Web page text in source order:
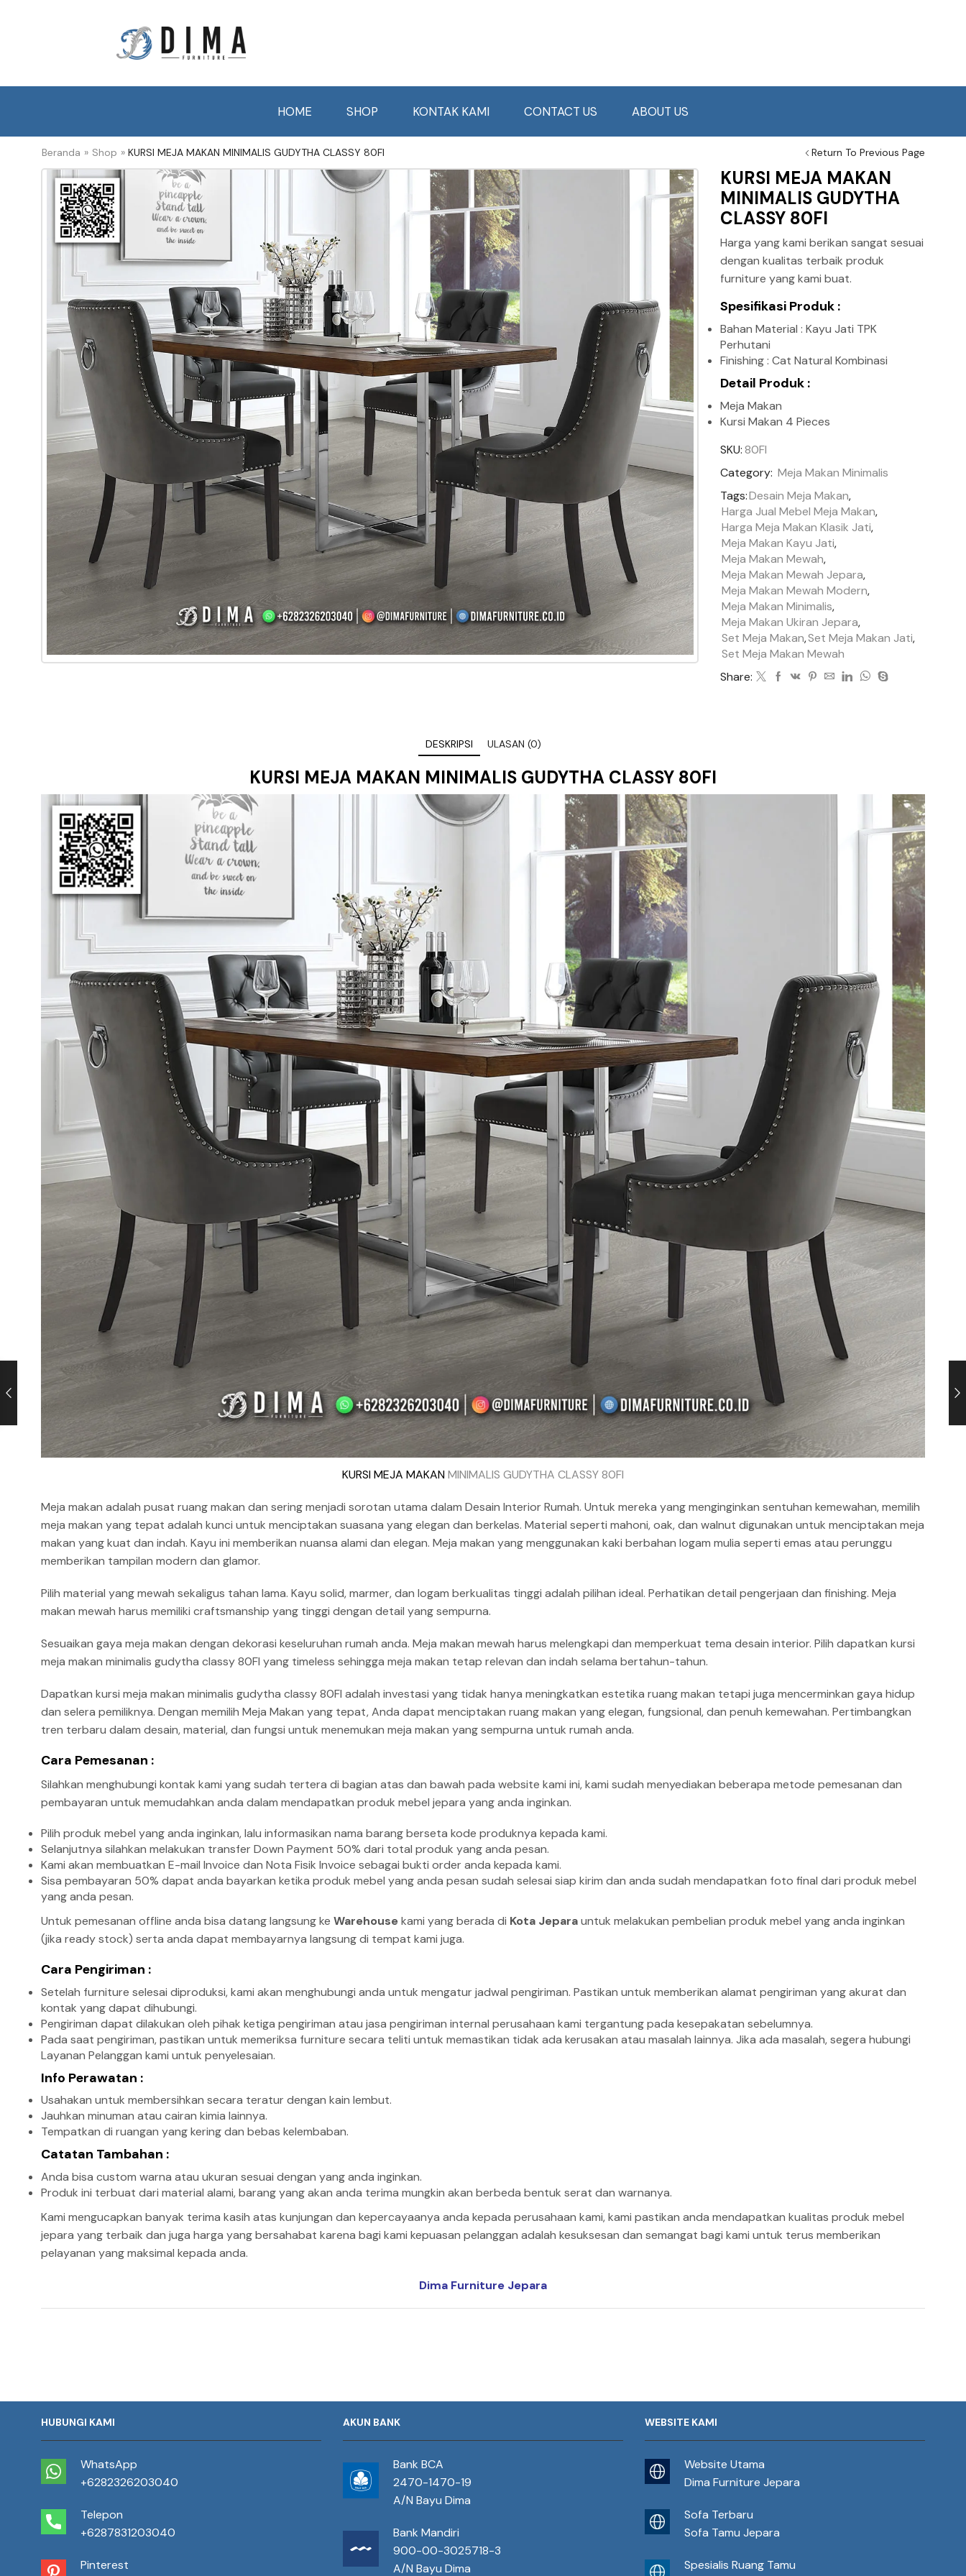
HOME SHOP KONTAK KAMI CONTACT US ABOUT US
Return To Previous Page
Beranda » Shop » KURSI MEJA MAKAN MINIMALIS GUDYTHA CLASSY 80FI
KURSI MEJA MAKAN
MINIMALIS GUDYTHA
CLASSY 80FI
Harga yang kami berikan sangat sesuai
dengan kualitas terbaik produk
furniture yang kami buat.
Spesifikasi Produk :
Bahan Material : Kayu Jati TPK
Perhutani
Finishing : Cat Natural Kombinasi
Detail Produk :
Meja Makan
Kursi Makan 4 Pieces
SKU:80FI
Category: Meja Makan Minimalis
Tags:Desain Meja Makan,
Harga Jual Mebel Meja Makan,
Harga Meja Makan Klasik Jati,
Meja Makan Kayu Jati,
Meja Makan Mewah,
Meja Makan Mewah Jepara,
Meja Makan Mewah Modern,
Meja Makan Minimalis,
Meja Makan Ukiran Jepara,
Set Meja Makan,Set Meja Makan Jati,
Set Meja Makan Mewah
Share:
DESKRIPSI ULASAN (0)
KURSI MEJA MAKAN MINIMALIS GUDYTHA CLASSY 80FI
KURSI MEJA MAKANMINIMALIS GUDYTHA CLASSY 80FI
Meja makan adalah pusat ruang makan dan sering menjadi sorotan utama dalam Desain Interior Rumah. Untuk mereka yang menginginkan sentuhan kemewahan, memilih
meja makan yang tepat adalah kunci untuk menciptakan suasana yang elegan dan berkelas. Material seperti mahoni, oak, dan walnut digunakan untuk menciptakan meja
makan yang kuat dan indah. Kayu ini memberikan nuansa alami dan elegan. Meja makan yang menggunakan kaki berbahan logam mulia seperti emas atau perunggu
memberikan tampilan modern dan glamor.
Pilih material yang mewah sekaligus tahan lama. Kayu solid, marmer, dan logam berkualitas tinggi adalah pilihan ideal. Perhatikan detail pengerjaan dan finishing. Meja
makan mewah harus memiliki craftsmanship yang tinggi dengan detail yang sempurna.
Sesuaikan gaya meja makan dengan dekorasi keseluruhan rumah anda. Meja makan mewah harus melengkapi dan memperkuat tema desain interior. Pilih dapatkan kursi
meja makan minimalis gudytha classy 80FI yang timeless sehingga meja makan tetap relevan dan indah selama bertahun-tahun.
Dapatkan kursi meja makan minimalis gudytha classy 80FI adalah investasi yang tidak hanya meningkatkan estetika ruang makan tetapi juga mencerminkan gaya hidup
dan selera pemiliknya. Dengan memilih Meja Makan yang tepat, Anda dapat menciptakan ruang makan yang elegan, fungsional, dan penuh kemewahan. Pertimbangkan
tren terbaru dalam desain, material, dan fungsi untuk menemukan meja makan yang sempurna untuk rumah anda.
Cara Pemesanan :
Silahkan menghubungi kontak kami yang sudah tertera di bagian atas dan bawah pada website kami ini, kami sudah menyediakan beberapa metode pemesanan dan
pembayaran untuk memudahkan anda dalam mendapatkan produk mebel jepara yang anda inginkan.
Pilih produk mebel yang anda inginkan, lalu informasikan nama barang berseta kode produknya kepada kami.
Selanjutnya silahkan melakukan transfer Down Payment 50% dari total produk yang anda pesan.
Kami akan membuatkan E-mail Invoice dan Nota Fisik Invoice sebagai bukti order anda kepada kami.
Sisa pembayaran 50% dapat anda bayarkan ketika produk mebel yang anda pesan sudah selesai siap kirim dan anda sudah mendapatkan foto final dari produk mebel
yang anda pesan.
Untuk pemesanan offline anda bisa datang langsung ke Warehousekami yang berada di Kota Jeparauntuk melakukan pembelian produk mebel yang anda inginkan
(jika ready stock) serta anda dapat membayarnya langsung di tempat kami juga.
Cara Pengiriman :
Setelah furniture selesai diproduksi, kami akan menghubungi anda untuk mengatur jadwal pengiriman. Pastikan untuk memberikan alamat pengiriman yang akurat dan
kontak yang dapat dihubungi.
Pengiriman dapat dilakukan oleh pihak ketiga pengiriman atau jasa pengiriman internal perusahaan kami tergantung pada kesepakatan sebelumnya.
Pada saat pengiriman, pastikan untuk memeriksa furniture secara teliti untuk memastikan tidak ada kerusakan atau masalah lainnya. Jika ada masalah, segera hubungi
Layanan Pelanggan kami untuk penyelesaian.
Info Perawatan :
Usahakan untuk membersihkan secara teratur dengan kain lembut.
Jauhkan minuman atau cairan kimia lainnya.
Tempatkan di ruangan yang kering dan bebas kelembaban.
Catatan Tambahan :
Anda bisa custom warna atau ukuran sesuai dengan yang anda inginkan.
Produk ini terbuat dari material alami, barang yang akan anda terima mungkin akan berbeda bentuk serat dan warnanya.
Kami mengucapkan banyak terima kasih atas kunjungan dan kepercayaanya anda kepada perusahaan kami, kami pastikan anda mendapatkan kualitas produk mebel
jepara yang terbaik dan juga harga yang bersahabat karena bagi kami kepuasan pelanggan adalah kesuksesan dan semangat bagi kami untuk terus memberikan
pelayanan yang maksimal kepada anda.
Dima Furniture Jepara
HUBUNGI KAMI
WhatsApp
+6282326203040
Telepon
+6287831203040
Pinterest
AKUN BANK
Bank BCA
2470-1470-19
A/N Bayu Dima
Bank Mandiri
900-00-3025718-3
A/N Bayu Dima
WEBSITE KAMI
Website Utama
Dima Furniture Jepara
Sofa Terbaru
Sofa Tamu Jepara
Spesialis Ruang Tamu